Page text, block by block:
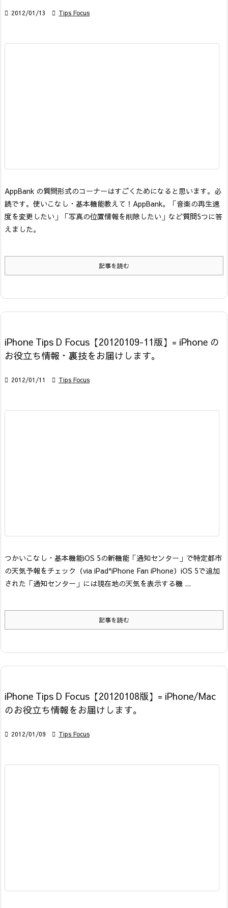
 2012/01/13  Tips Focus
AppBank の質問形式のコーナーはすごくためになると思います。必
読です。 使いこなし・基本機能教えて！AppBank。「音楽の再生速
度を変更したい」「写真の位置情報を削除したい」など質問5つに答
えました。
記事を読む
iPhone Tips D Focus【20120109-11版】= iPhone の
お役立ち情報・裏技をお届けします。
 2012/01/11  Tips Focus
つかいこなし・基本機能iOS 5の新機能「通知センター」で特定都市
の天気予報をチェック （via iPad*iPhone Fan iPhone） iOS 5で追加
された「通知センター」には現在地の天気を表示する機 ...
記事を読む
iPhone Tips D Focus【20120108版】= iPhone/Mac
のお役立ち情報をお届けします。
 2012/01/09  Tips Focus